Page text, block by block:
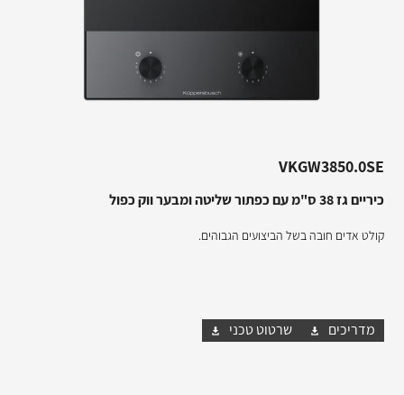
VKGW3850.0SE
כיריים גז 38 ס"מ עם כפתור שליטה ומבער ווק כפול
קולט אדים חובה בשל הביצועים הגבוהים.
מדריכים שרטוט טכני